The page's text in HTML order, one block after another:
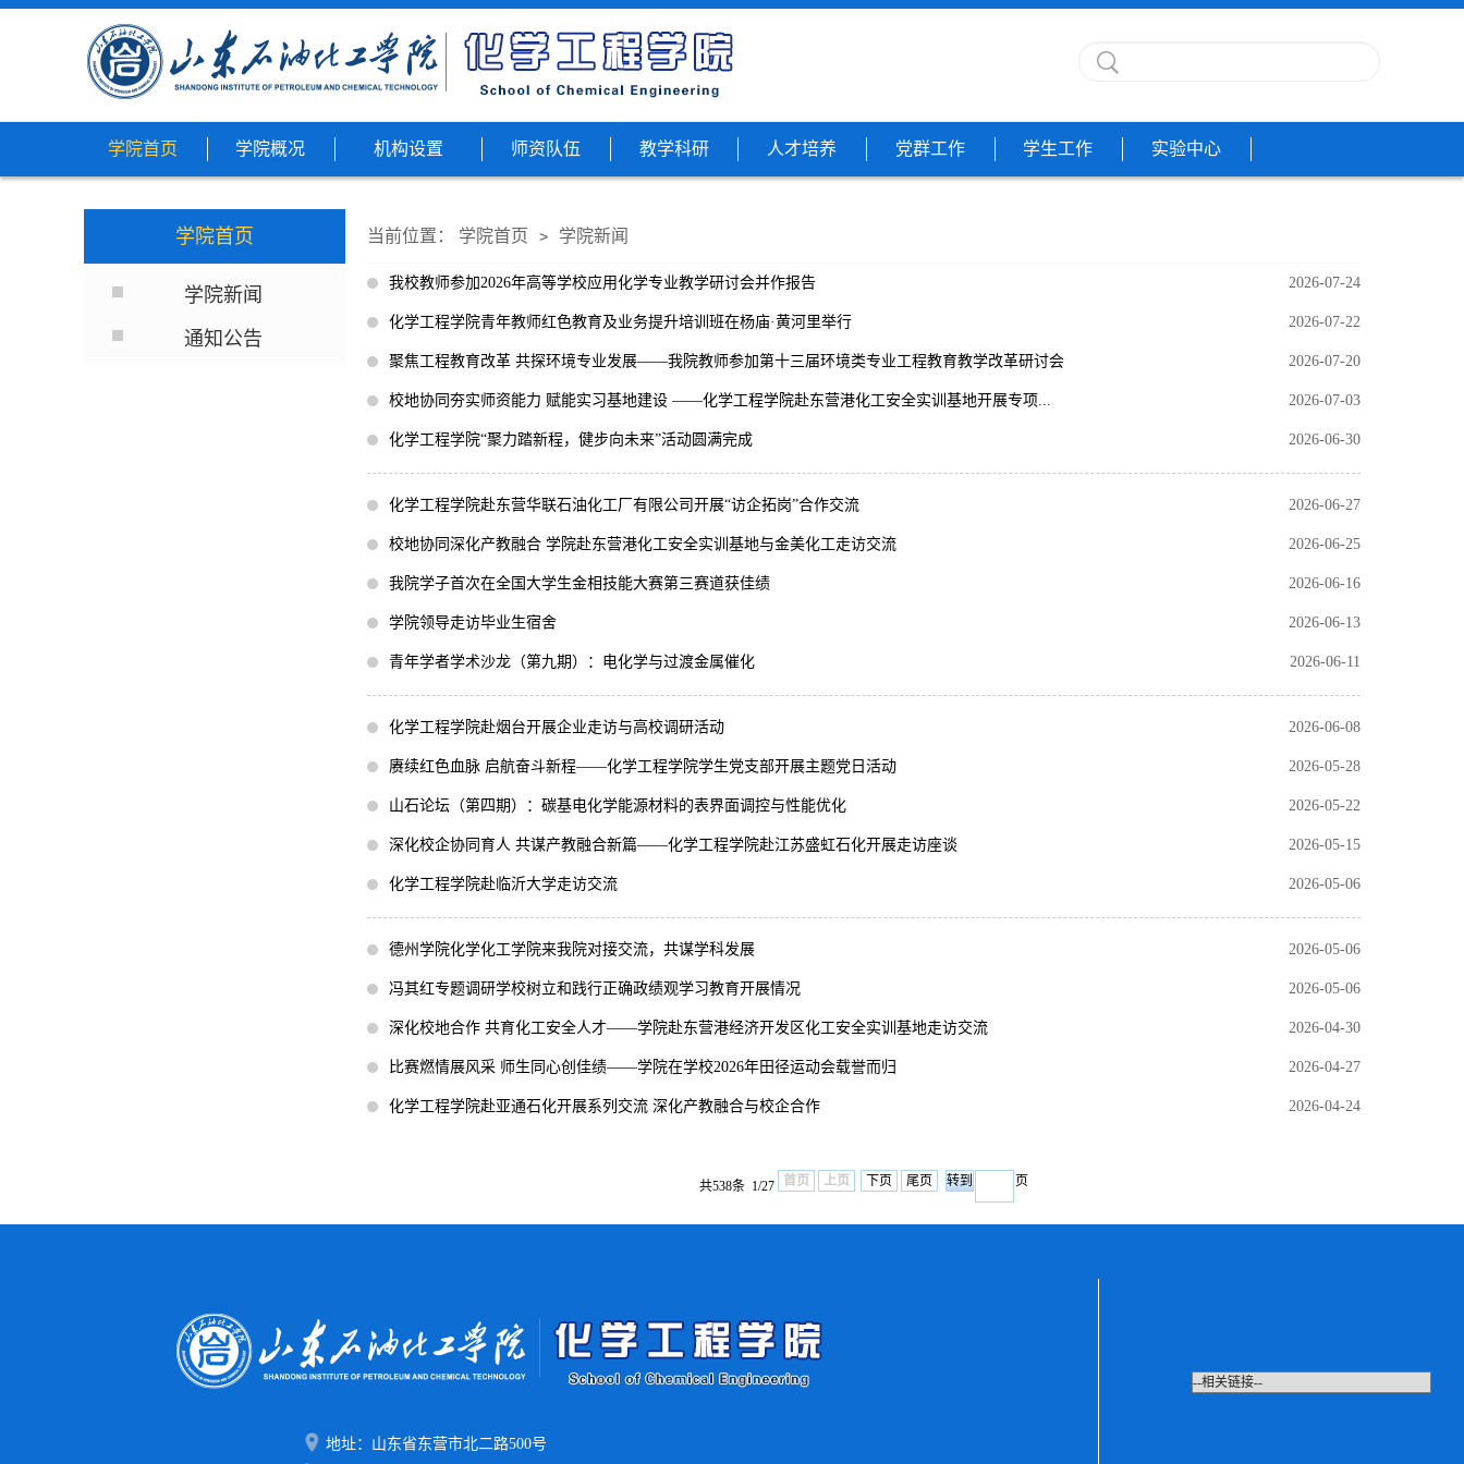
学院首页 学院概况 机构设置 师资队伍 教学科研 人才培养 党群工作 学生工作 实验中心
学院首页
学院新闻
通知公告
当前位置： 学院首页 > 学院新闻
2026-07-24
我校教师参加2026年高等学校应用化学专业教学研讨会并作报告
2026-07-22
化学工程学院青年教师红色教育及业务提升培训班在杨庙·黄河里举行
2026-07-20
聚焦工程教育改革 共探环境专业发展——我院教师参加第十三届环境类专业工程教育教学改革研讨会
2026-07-03
校地协同夯实师资能力 赋能实习基地建设 ——化学工程学院赴东营港化工安全实训基地开展专项...
2026-06-30
化学工程学院“聚力踏新程，健步向未来”活动圆满完成
2026-06-27
化学工程学院赴东营华联石油化工厂有限公司开展“访企拓岗”合作交流
2026-06-25
校地协同深化产教融合 学院赴东营港化工安全实训基地与金美化工走访交流
2026-06-16
我院学子首次在全国大学生金相技能大赛第三赛道获佳绩
2026-06-13
学院领导走访毕业生宿舍
2026-06-11
青年学者学术沙龙（第九期）：电化学与过渡金属催化
2026-06-08
化学工程学院赴烟台开展企业走访与高校调研活动
2026-05-28
赓续红色血脉 启航奋斗新程——化学工程学院学生党支部开展主题党日活动
2026-05-22
山石论坛（第四期）：碳基电化学能源材料的表界面调控与性能优化
2026-05-15
深化校企协同育人 共谋产教融合新篇——化学工程学院赴江苏盛虹石化开展走访座谈
2026-05-06
化学工程学院赴临沂大学走访交流
2026-05-06
德州学院化学化工学院来我院对接交流，共谋学科发展
2026-05-06
冯其红专题调研学校树立和践行正确政绩观学习教育开展情况
2026-04-30
深化校地合作 共育化工安全人才——学院赴东营港经济开发区化工安全实训基地走访交流
2026-04-27
比赛燃情展风采 师生同心创佳绩——学院在学校2026年田径运动会载誉而归
2026-04-24
化学工程学院赴亚通石化开展系列交流 深化产教融合与校企合作
共538条 1/27 首页 上页 下页 尾页 页
地址：山东省东营市北二路500号